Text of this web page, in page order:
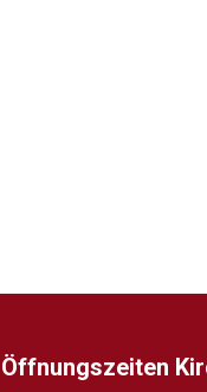
Öffnungszeiten